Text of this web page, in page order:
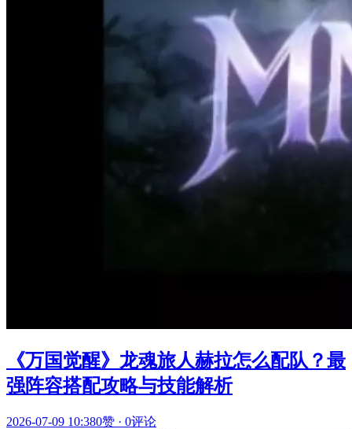
《万国觉醒》龙魂旅人赫拉怎么配队？最
强阵容搭配攻略与技能解析
2026-07-09 10:380赞 · 0评论